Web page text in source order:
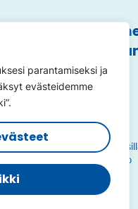
parantamiseksi ja
evästeidemme
Annamme
@uimataito